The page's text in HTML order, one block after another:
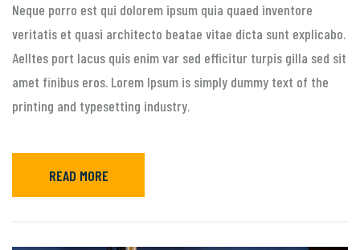
Neque porro est qui dolorem ipsum quia quaed inventore
veritatis et quasi architecto beatae vitae dicta sunt explicabo.
Aelltes port lacus quis enim var sed efficitur turpis gilla sed sit
amet finibus eros. Lorem Ipsum is simply dummy text of the
printing and typesetting industry.
READ MORE